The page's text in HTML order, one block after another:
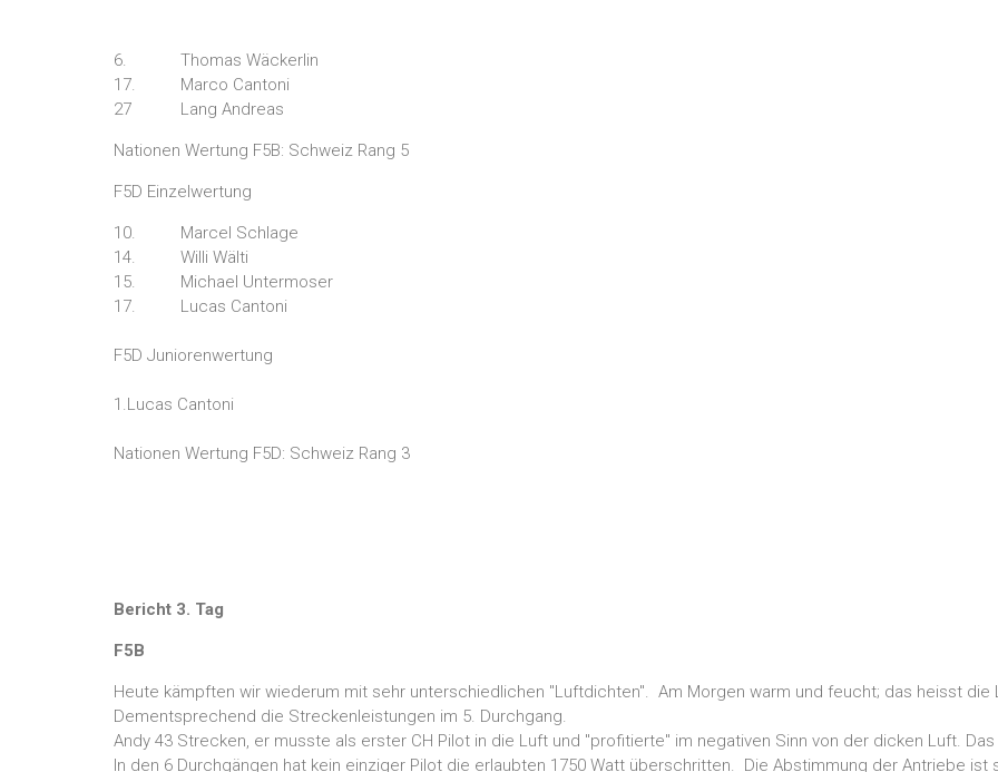
6. Thomas Wäckerlin
17. Marco Cantoni
27 Lang Andreas
Nationen Wertung F5B: Schweiz Rang 5
F5D Einzelwertung
10. Marcel Schlage
14. Willi Wälti
15. Michael Untermoser
17. Lucas Cantoni
F5D Juniorenwertung
1.Lucas Cantoni
Nationen Wertung F5D: Schweiz Rang 3
Bericht 3. Tag
F5B
Heute kämpften wir wiederum mit sehr unterschiedlichen "Luftdichten". Am Morgen warm und feucht; das heisst die
Dementsprechend die Streckenleistungen im 5. Durchgang.
Andy 43 Strecken, er musste als erster CH Pilot in die Luft und "profitierte" im negativen Sinn von der dicken Luft.
In den 6 Durchgängen hat kein einziger Pilot die erlaubten 1750 Watt überschritten. Die Abstimmung der Antriebe